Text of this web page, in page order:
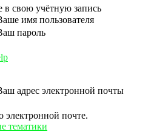
в свою учётную запись
имя пользователя
пароль
адрес электронной почты
электронной почте.
тематики